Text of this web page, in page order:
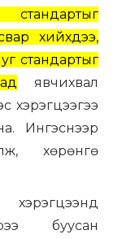
стандартыг
хийхдээ,
стандартыг
явчихвал
хэрэгцээгээ
Ингэснээр
хөрөнгө
буусан